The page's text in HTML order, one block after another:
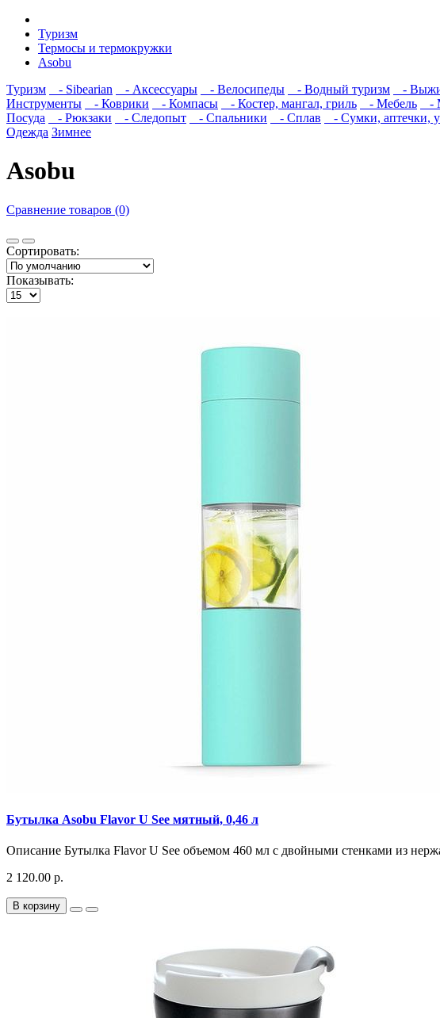
Туризм
Термосы и термокружки
Asobu
Туризм
- Sibearian - Аксессуары - Велосипеды - Водный туризм -
Инструменты
- Коврики - Компасы - Костер, мангал, гриль - Мебель -
Посуда
- Рюкзаки - Следопыт - Спальники - Сплав - Сумки, аптечки,
Одежда Зимнее
Asobu
Сравнение товаров (0)
Сортировать:
Показывать:
Бутылка Asobu Flavor U See мятный, 0,46 л
Описание Бутылка Flavor U See объемом 460 мл с двойными стенками из
2 120.00 р.
В корзину